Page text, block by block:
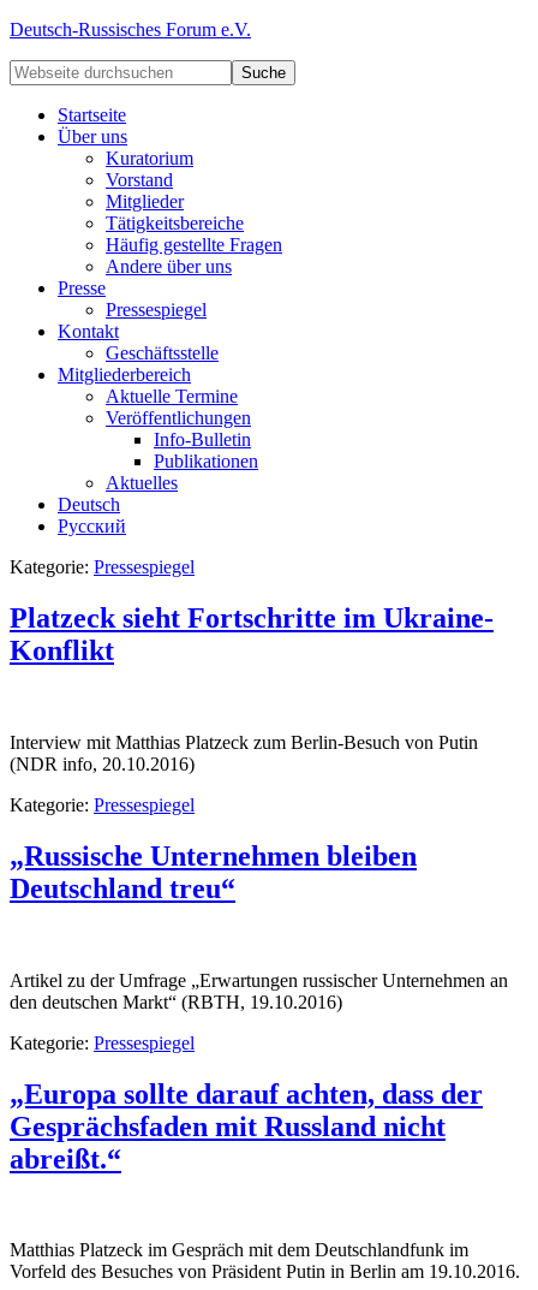
Deutsch-Russisches Forum e.V.
Startseite
Über uns
Kuratorium
Vorstand
Mitglieder
Tätigkeitsbereiche
Häufig gestellte Fragen
Andere über uns
Presse
Pressespiegel
Kontakt
Geschäftsstelle
Mitgliederbereich
Aktuelle Termine
Veröffentlichungen
Info-Bulletin
Publikationen
Aktuelles
Deutsch
Русский
Kategorie: Pressespiegel
Platzeck sieht Fortschritte im Ukraine-
Konflikt
Interview mit Matthias Platzeck zum Berlin-Besuch von Putin
(NDR info, 20.10.2016)
Kategorie: Pressespiegel
„Russische Unternehmen bleiben
Deutschland treu“
Artikel zu der Umfrage „Erwartungen russischer Unternehmen an
den deutschen Markt“ (RBTH, 19.10.2016)
Kategorie: Pressespiegel
„Europa sollte darauf achten, dass der
Gesprächsfaden mit Russland nicht
abreißt.“
Matthias Platzeck im Gespräch mit dem Deutschlandfunk im
Vorfeld des Besuches von Präsident Putin in Berlin am 19.10.2016.